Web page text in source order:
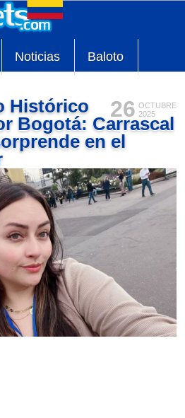
Noticias Baloto
26 OCTUBRE
2025
Histórico
Bogotá: Carrascal
en el